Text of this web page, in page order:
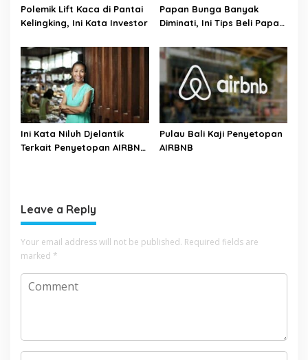
Polemik Lift Kaca di Pantai
Kelingking, Ini Kata Investor
Papan Bunga Banyak
Diminati, Ini Tips Beli Papan
Ini Kata Niluh Djelantik
Terkait Penyetopan AIRBNB
Pulau Bali Kaji Penyetopan
AIRBNB
Leave a Reply
Your email address will not be published. Required fields are
marked *